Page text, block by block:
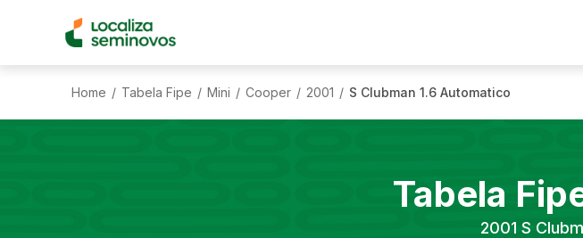
Home / Tabela Fipe / Mini / Cooper / 2001 / S Clubman 1.6 Automatico
Tabela
2001 S